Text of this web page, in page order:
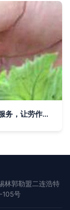
丰收季必备！轻松采摘神器与一站式种植服务，让劳作变享受
林郭勒盟二连浩特
105号